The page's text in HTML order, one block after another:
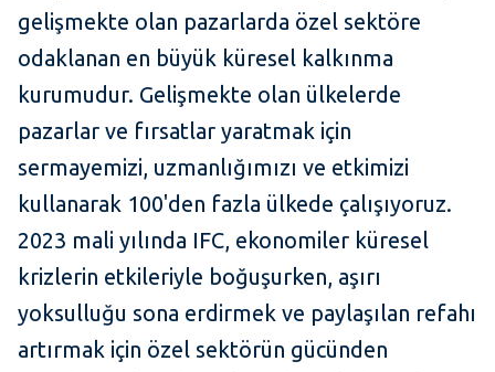
gelişmekte olan pazarlarda özel sektöre
odaklanan en büyük küresel kalkınma
kurumudur. Gelişmekte olan ülkelerde
pazarlar ve fırsatlar yaratmak için
sermayemizi, uzmanlığımızı ve etkimizi
kullanarak 100'den fazla ülkede çalışıyoruz.
2023 mali yılında IFC, ekonomiler küresel
krizlerin etkileriyle boğuşurken, aşırı
yoksulluğu sona erdirmek ve paylaşılan refahı
artırmak için özel sektörün gücünden